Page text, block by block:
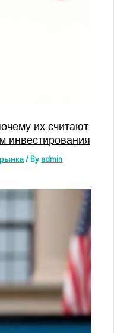
их считают
инвестирования
/ By admin